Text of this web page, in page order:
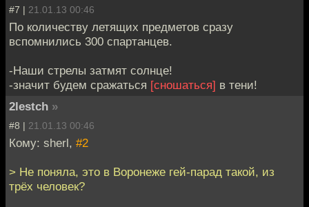
#7 | 21.01.13 00:46
По количеству летящих предметов сразу
вспомнились 300 спартанцев.
-Наши стрелы затмят солнце!
-значит будем сражаться [сношаться] в тени!
2lestch »
#8 | 21.01.13 00:46
Кому: sherl, #2
> Не поняла, это в Воронеже гей-парад такой, из
трёх человек?